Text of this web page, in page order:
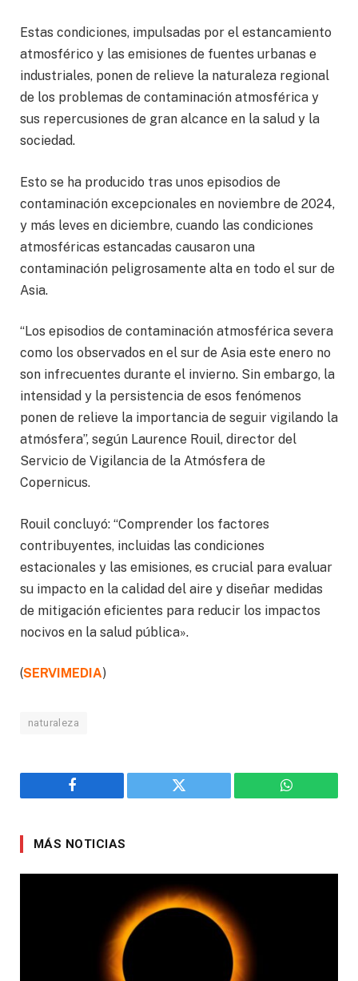
Estas condiciones, impulsadas por el estancamiento
atmosférico y las emisiones de fuentes urbanas e
industriales, ponen de relieve la naturaleza regional
de los problemas de contaminación atmosférica y
sus repercusiones de gran alcance en la salud y la
sociedad.
Esto se ha producido tras unos episodios de
contaminación excepcionales en noviembre de 2024,
y más leves en diciembre, cuando las condiciones
atmosféricas estancadas causaron una
contaminación peligrosamente alta en todo el sur de
Asia.
“Los episodios de contaminación atmosférica severa
como los observados en el sur de Asia este enero no
son infrecuentes durante el invierno. Sin embargo, la
intensidad y la persistencia de esos fenómenos
ponen de relieve la importancia de seguir vigilando la
atmósfera”, según Laurence Rouil, director del
Servicio de Vigilancia de la Atmósfera de
Copernicus.
Rouil concluyó: “Comprender los factores
contribuyentes, incluidas las condiciones
estacionales y las emisiones, es crucial para evaluar
su impacto en la calidad del aire y diseñar medidas
de mitigación eficientes para reducir los impactos
nocivos en la salud pública».
(SERVIMEDIA)
naturaleza
Facebook Twitter WhatsApp
MÁS NOTICIAS